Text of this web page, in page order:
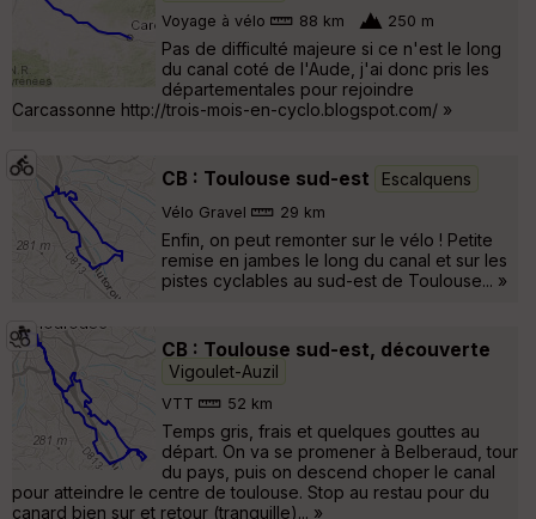
Voyage à vélo 88 km 250 m
Pas de difficulté majeure si ce n'est le long
du canal coté de l'Aude, j'ai donc pris les
départementales pour rejoindre
Carcassonne http://trois-mois-en-cyclo.blogspot.com/ »
CB : Toulouse sud-est Escalquens
Vélo Gravel 29 km
Enfin, on peut remonter sur le vélo ! Petite
remise en jambes le long du canal et sur les
pistes cyclables au sud-est de Toulouse... »
CB : Toulouse sud-est, découverte
Vigoulet-Auzil
VTT 52 km
Temps gris, frais et quelques gouttes au
départ. On va se promener à Belberaud, tour
du pays, puis on descend choper le canal
pour atteindre le centre de toulouse. Stop au restau pour du
canard bien sur et retour (tranquille)... »